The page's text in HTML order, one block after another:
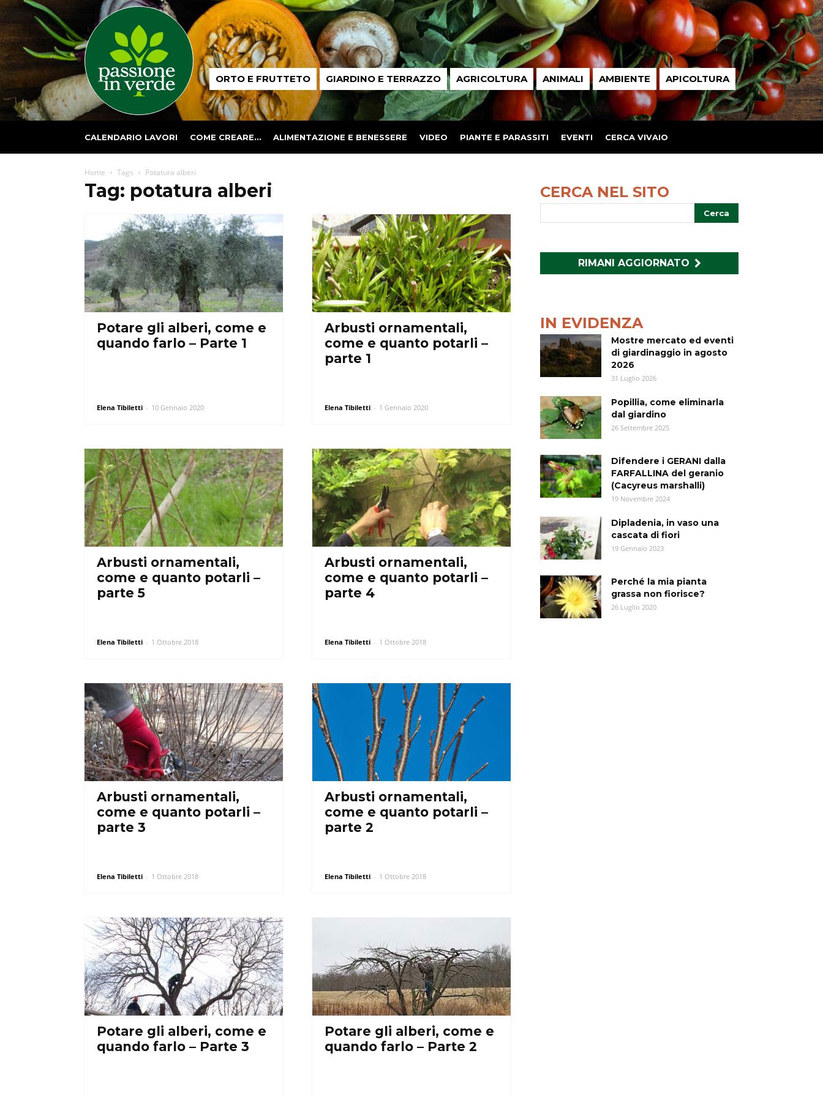
Passione
in ORTO E FRUTTETO GIARDINO E TERRAZZO AGRICOLTURA ANIMALI AMBIENTE APICOLTURA
CALENDARIO LAVORI COME CREARE… ALIMENTAZIONE E BENESSERE VIDEO PIANTE E PARASSITI EVENTI CERCA VIVAIO
Home Tags Potatura alberi
Tag: potatura alberi
Potare gli alberi, come e
quando farlo – Parte 1
Elena Tibiletti - 10 Gennaio 2020
Arbusti ornamentali,
come e quanto potarli –
parte 1
Elena Tibiletti - 1 Gennaio 2020
Arbusti ornamentali,
come e quanto potarli –
parte 5
Elena Tibiletti - 1 Ottobre 2018
Arbusti ornamentali,
come e quanto potarli –
parte 4
Elena Tibiletti - 1 Ottobre 2018
Arbusti ornamentali,
come e quanto potarli –
parte 3
Elena Tibiletti - 1 Ottobre 2018
Arbusti ornamentali,
come e quanto potarli –
parte 2
Elena Tibiletti - 1 Ottobre 2018
Potare gli alberi, come e
quando farlo – Parte 3
Potare gli alberi, come e
quando farlo – Parte 2
CERCA NEL SITO
RIMANI AGGIORNATO
IN EVIDENZA
Mostre mercato ed eventi
di giardinaggio in agosto
2026
31 Luglio 2026
Popillia, come eliminarla
dal giardino
26 Settembre 2025
Difendere i GERANI dalla
FARFALLINA del geranio
(Cacyreus marshalli)
19 Novembre 2024
Dipladenia, in vaso una
cascata di fiori
19 Gennaio 2023
Perché la mia pianta
grassa non fiorisce?
26 Luglio 2020